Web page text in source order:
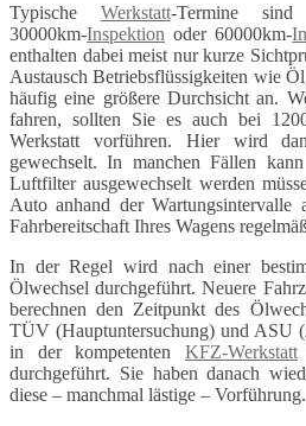
Typische Werkstatt-Termine
30000km-Inspektion oder 60000km-
enthalten dabei meist nur kurze
Austausch Betriebsflüssigkeiten wie
häufig eine größere Durchsicht an.
fahren, sollten Sie es auch bei
Werkstatt vorführen. Hier wird
gewechselt. In manchen Fällen
Luftfilter ausgewechselt werden
Auto anhand der Wartungsintervalle
Fahrbereitschaft Ihres Wagens
In der Regel wird nach einer
Ölwechsel durchgeführt. Neuere
berechnen den Zeitpunkt des
TÜV (Hauptuntersuchung) und ASU
in der kompetenten KFZ-Werkstatt
durchgeführt. Sie haben danach
diese – manchmal lästige – Vorführung.